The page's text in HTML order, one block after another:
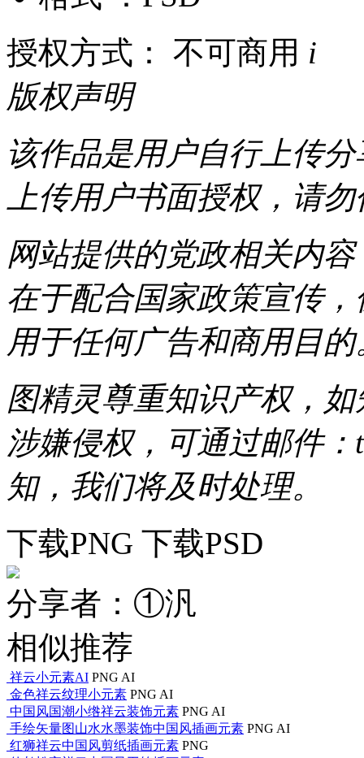
授权方式： 不可商用 i
版权声明
该作品是用户自行上传
上传用户书面授权，请
网站提供的党政相关内
在于配合国家政策宣传
用于任何广告和商用目的
图精灵尊重知识产权，
涉嫌侵权，可通过邮件：
知，我们将及时处理。
下载PNG 下载PSD
分享者：①汎
相似推荐
祥云小元素AI PNG AI
金色祥云纹理小元素 PNG AI
中国风国潮小绺祥云装饰元素 PNG AI
手绘矢量图山水水墨装饰中国风插画元素 PNG AI
红狮祥云中国风剪纸插画元素 PNG